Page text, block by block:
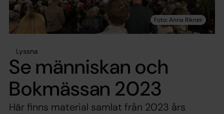
Lyssna
Se människan och
Bokmässan 2023
Här finns material samlat från 2023 års